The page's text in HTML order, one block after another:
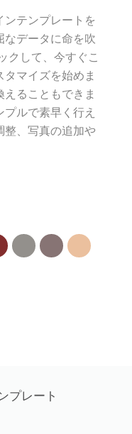
テンプレートを
データに命を吹
クして、今すぐこ
マイズを始めま
ることもできま
ルで素早く行え
整、写真の追加や
プレート